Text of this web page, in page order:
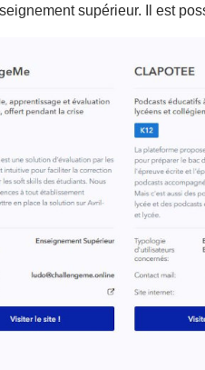
supérieur. Il est